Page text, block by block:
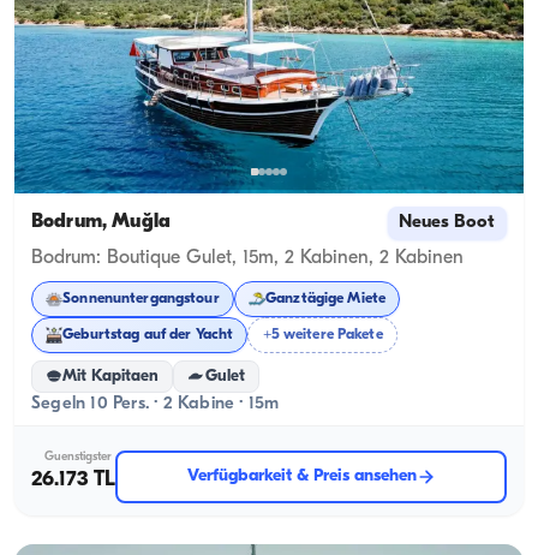
Bodrum, Muğla Neues Boot
Bodrum: Boutique Gulet, 15m, 2 Kabinen, 2 Kabinen
Sonnenuntergangstour Ganztägige Miete
Geburtstag auf der Yacht +5 weitere Pakete
Mit Kapitaen Gulet
Segeln 10 Pers. · 2 Kabine · 15m
Guenstigster
26.173 TL Verfügbarkeit & Preis ansehen